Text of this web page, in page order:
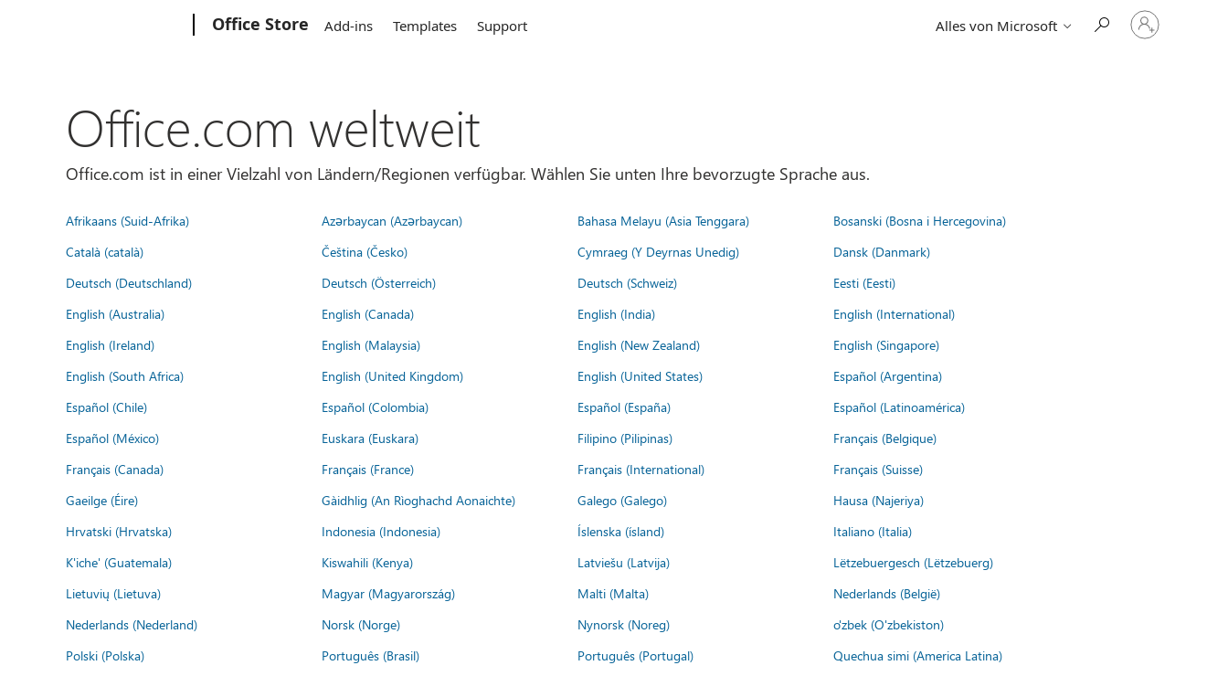
Office Store Add-ins Templates Support Alles von Microsoft
Bei
Ihrem
Konto
Office.com weltweit
Office.com ist in einer Vielzahl von Ländern/Regionen verfügbar. Wählen Sie unten Ihre bevorzugte Sprache aus.
Afrikaans (Suid-Afrika) Azərbaycan (Azərbaycan) Bahasa Melayu (Asia Tenggara)
Bosanski (Bosna i Hercegovina)
Català (català)
Čeština (Česko) Cymraeg (Y Deyrnas Unedig)
Dansk (Danmark)
Deutsch (Deutschland)
Deutsch (Österreich) Deutsch (Schweiz)
Eesti (Eesti)
English (Australia)
English (Canada) English (India)
English (International)
English (Ireland)
English (Malaysia) English (New Zealand)
English (Singapore)
English (South Africa)
English (United Kingdom) English (United States)
Español (Argentina)
Español (Chile)
Español (Colombia) Español (España)
Español (Latinoamérica)
Español (México)
Euskara (Euskara) Filipino (Pilipinas)
Français (Belgique)
Français (Canada)
Français (France) Français (International)
Français (Suisse)
Gaeilge (Éire)
Gàidhlig (An Rìoghachd Aonaichte) Galego (Galego)
Hausa (Najeriya)
Hrvatski (Hrvatska)
Indonesia (Indonesia) Íslenska (ísland)
Italiano (Italia)
K'iche' (Guatemala)
Kiswahili (Kenya) Latviešu (Latvija)
Lëtzebuergesch (Lëtzebuerg)
Lietuvių (Lietuva)
Magyar (Magyarország) Malti (Malta)
Nederlands (België)
Nederlands (Nederland)
Norsk (Norge) Nynorsk (Noreg)
o'zbek (O'zbekiston)
Polski (Polska)
Português (Brasil) Português (Portugal)
Quechua simi (America Latina)